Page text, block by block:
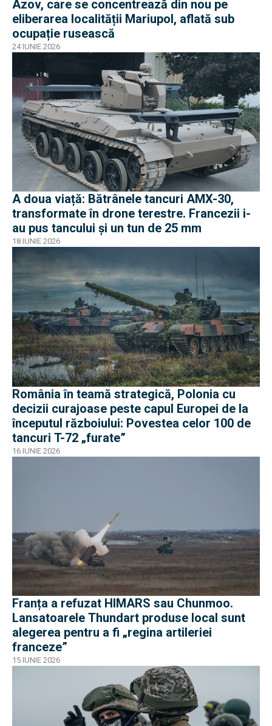
Azov, care se concentrează din nou pe
eliberarea localității Mariupol, aflată sub
ocupație rusească
24 IUNIE 2026
A doua viață: Bătrânele tancuri AMX-30,
transformate în drone terestre. Francezii i-
au pus tancului și un tun de 25 mm
18 IUNIE 2026
România în teamă strategică, Polonia cu
decizii curajoase peste capul Europei de la
începutul războiului: Povestea celor 100 de
tancuri T-72 „furate”
16 IUNIE 2026
Franța a refuzat HIMARS sau Chunmoo.
Lansatoarele Thundart produse local sunt
alegerea pentru a fi „regina artileriei
franceze”
15 IUNIE 2026